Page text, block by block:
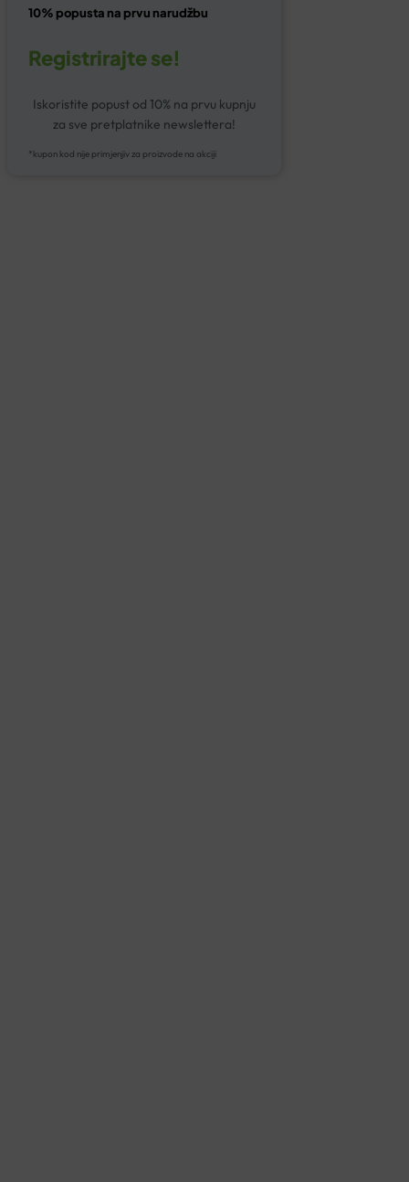
10% popusta na prvu narudžbu
Registrirajte se!
Iskoristite popust od 10% na prvu kupnju
za sve pretplatnike newslettera!
*kupon kod nije primjenjiv za proizvode na akciji